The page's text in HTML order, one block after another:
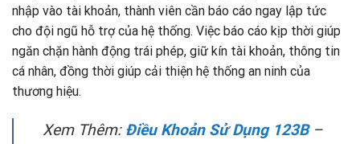
nhập vào tài khoản, thành viên cần báo cáo ngay lập tức
cho đội ngũ hỗ trợ của hệ thống. Việc báo cáo kịp thời giúp
ngăn chặn hành động trái phép, giữ kín tài khoản, thông tin
cá nhân, đồng thời giúp cải thiện hệ thống an ninh của
thương hiệu.
Xem Thêm: Điều Khoản Sử Dụng 123B–